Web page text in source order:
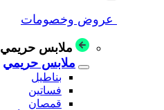
عروض وخصومات
ملابس حريمي
ملابس حريمي
بناطيل
فساتين
قمصان